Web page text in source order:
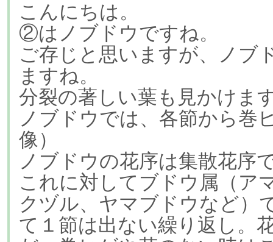
こんにちは。
②はノブドウですね。
ご存じと思いますが、ノブ
ますね。
分裂の著しい葉も見かけま
ノブドウでは、各節から巻
像）
ノブドウの花序は集散花序
これに対してブドウ属（ア
クヅル、ヤマブドウなど）
て１節は出ない繰り返し。